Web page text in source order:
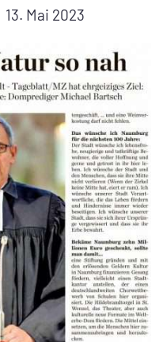
13. Mai 2023